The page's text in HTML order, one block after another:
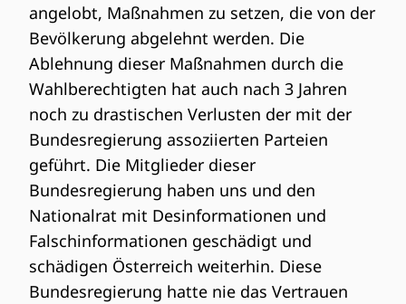
angelobt, Maßnahmen zu setzen, die von der
Bevölkerung abgelehnt werden. Die
Ablehnung dieser Maßnahmen durch die
Wahlberechtigten hat auch nach 3 Jahren
noch zu drastischen Verlusten der mit der
Bundesregierung assoziierten Parteien
geführt. Die Mitglieder dieser
Bundesregierung haben uns und den
Nationalrat mit Desinformationen und
Falschinformationen geschädigt und
schädigen Österreich weiterhin. Diese
Bundesregierung hatte nie das Vertrauen